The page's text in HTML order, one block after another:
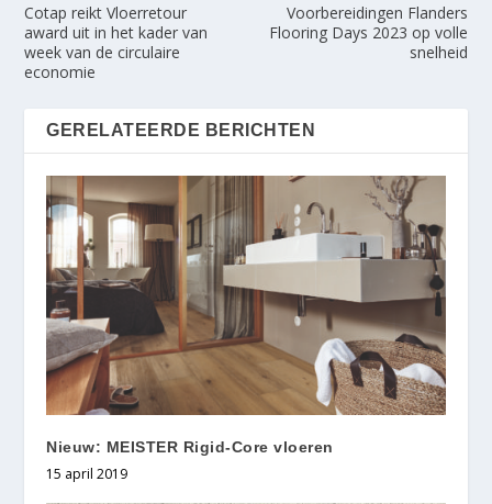
Cotap reikt Vloerretour
award uit in het kader van
week van de circulaire
economie
Voorbereidingen Flanders
Flooring Days 2023 op volle
snelheid
GERELATEERDE BERICHTEN
Nieuw: MEISTER Rigid-Core vloeren
15 april 2019